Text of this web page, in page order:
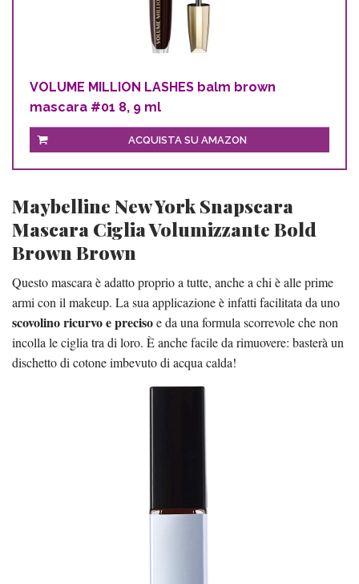
VOLUME MILLION LASHES balm brown
mascara #01 8, 9 ml
ACQUISTA SU AMAZON
Maybelline New York Snapscara
Mascara Ciglia Volumizzante Bold
Brown Brown
Questo mascara è adatto proprio a tutte, anche a chi è alle prime
armi con il makeup. La sua applicazione è infatti facilitata da uno
scovolino ricurvo e precisoe da una formula scorrevole che non
incolla le ciglia tra di loro. È anche facile da rimuovere: basterà un
dischetto di cotone imbevuto di acqua calda!